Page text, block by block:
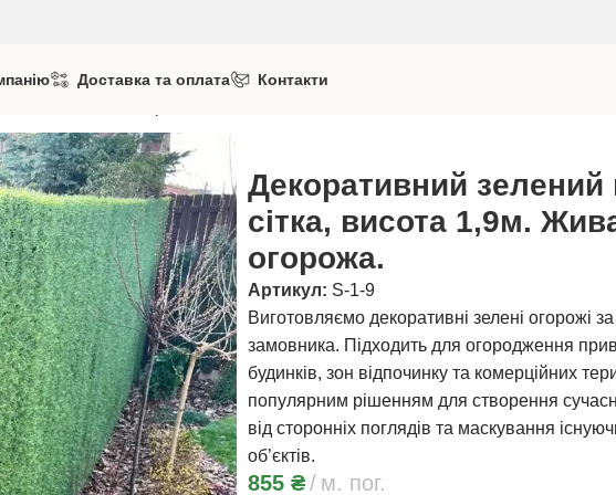
Доставка та оплата Контакти
Декоративний зелений
сітка, висота 1,9м.
огорожа.
Артикул: S-1-9
Виготовляємо декоративні зелені огорожі
замовника. Підходить для огородження
будинків, зон відпочинку та комерційних
популярним рішенням для створення
від сторонніх поглядів та маскування
об’єктів.
855 ₴ м. пог.